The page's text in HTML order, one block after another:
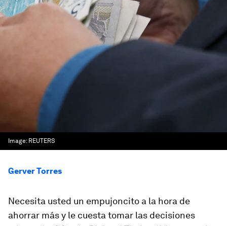
Image: REUTERS
Gerver Torres
Necesita usted un empujoncito a la hora de
ahorrar más y le cuesta tomar las decisiones